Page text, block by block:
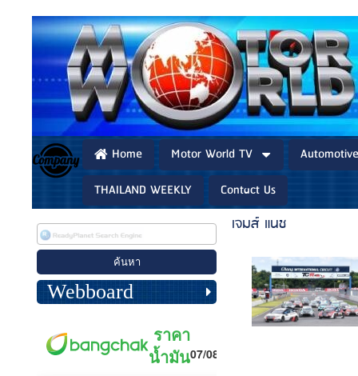
Home Motor World TV
THAILAND WEEKLY
Contact Us
Webboard
เจมส์ แนช